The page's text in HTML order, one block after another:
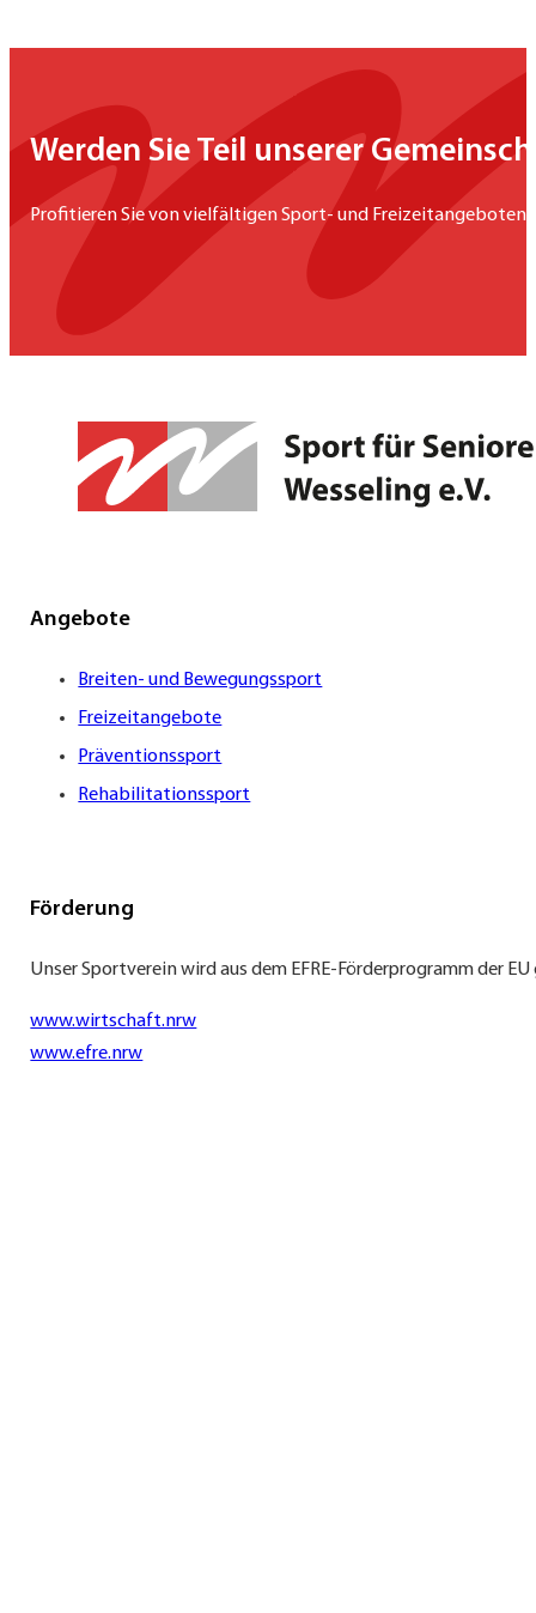
Werden Sie Teil unserer
Profitieren Sie von vielfältigen Sport- und
Angebote
Breiten- und Bewegungssport
Freizeitangebote
Präventionssport
Rehabilitationssport
Förderung
Unser Sportverein wird aus dem EFRE-Förderprogramm der
www.wirtschaft.nrw
www.efre.nrw